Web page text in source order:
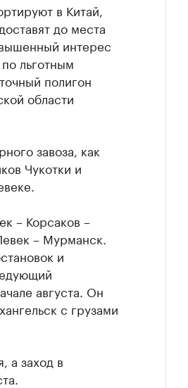
в Китай,
до места
интерес
льготным
полигон
области
завоза, как
Чукотки и
– Корсаков –
– Мурманск.
и
августа. Он
с грузами
а заход в